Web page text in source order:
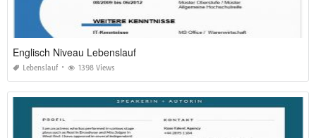
Englisch Niveau Lebenslauf
Lebenslauf 1398 Views